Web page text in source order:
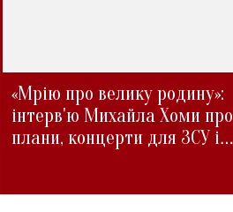
«Мрію про велику родину»:
інтерв'ю Михайла Хоми про
плани, концерти для ЗСУ і